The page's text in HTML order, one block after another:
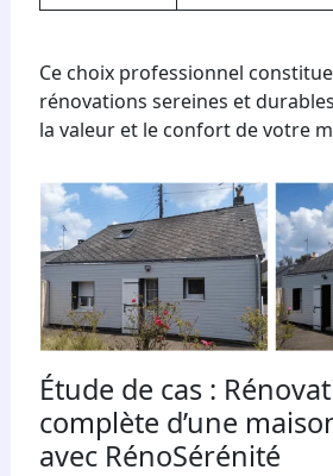
Ce choix professionnel
rénovations sereines et
la valeur et le confort de votre
Étude de cas :
complète d’une
avec RénoSérénité